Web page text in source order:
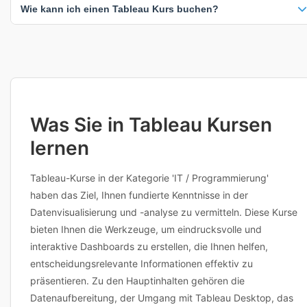
genauen Zertifizierungsdetails finden Sie auf der jeweiligen Kursseite.
Ein Zertifikat dokumentiert Ihre erworbenen Kenntnisse und ist ein
Wie kann ich einen Tableau Kurs buchen?
auch flexible Terminplanung an. Bei Fragen zu Inhalten,
Was Sie in Tableau Kursen
lernen
Tableau-Kurse in der Kategorie 'IT / Programmierung'
haben das Ziel, Ihnen fundierte Kenntnisse in der
Datenvisualisierung und -analyse zu vermitteln. Diese Kurse
bieten Ihnen die Werkzeuge, um eindrucksvolle und
interaktive Dashboards zu erstellen, die Ihnen helfen,
entscheidungsrelevante Informationen effektiv zu
präsentieren. Zu den Hauptinhalten gehören die
Datenaufbereitung, der Umgang mit Tableau Desktop, das